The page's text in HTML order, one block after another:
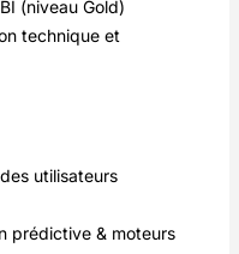
(niveau Gold)
technique et
utilisateurs
prédictive & moteurs